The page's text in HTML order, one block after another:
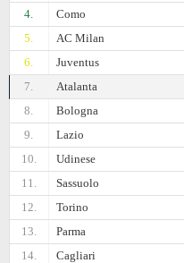
4.
Como
5.
AC Milan
6.
Juventus
7.
Atalanta
8.
Bologna
9.
Lazio
10.
Udinese
11.
Sassuolo
12.
Torino
13.
Parma
14.
Cagliari